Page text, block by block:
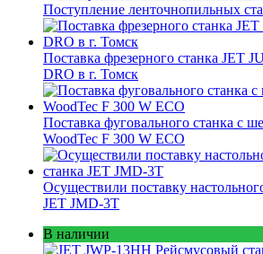
Поступление ленточнопильных
Поставка фрезерного станка JET
DRO в г. Томск
Поставка фуговального станка с
WoodTec F 300 W ECO
Осуществили поставку
JET JMD-3T
В наличии